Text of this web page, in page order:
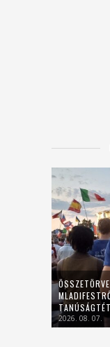
2026. 08. 07.